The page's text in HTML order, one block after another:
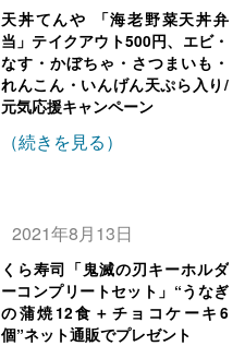
天丼てんや 「海老野菜天丼弁
当」テイクアウト500円、エビ・
なす・かぼちゃ・さつまいも・
れんこん・いんげん天ぷら入り/
元気応援キャンペーン
（続きを見る）
2021年8月13日
くら寿司「鬼滅の刃キーホルダ
ーコンプリートセット」“うなぎ
の蒲焼12食＋チョコケーキ6
個”ネット通販でプレゼント